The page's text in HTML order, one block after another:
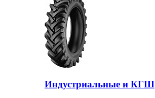
Индустриальные и КГШ